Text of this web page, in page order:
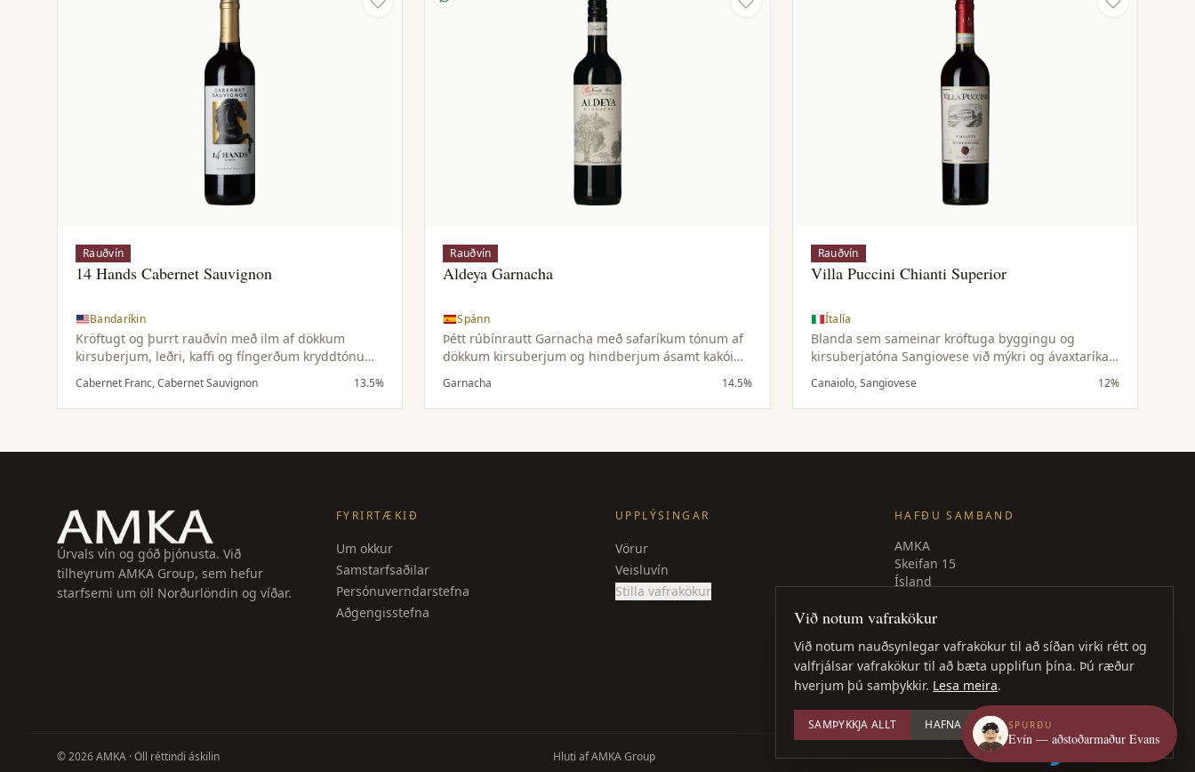
Rauðvín
14 Hands Cabernet Sauvignon
Bandaríkin
Kröftugt og þurrt rauðvín með ilm af dökkum
kirsuberjum, leðri, kaffi og fíngerðum kryddtónum.
Þétt og dökkt í munni með tóbakstónum, kryddaðri
eik og fáguðum tannínum.
Cabernet Franc, Cabernet Sauvignon 13.5%
Rauðvín
Aldeya Garnacha
Spánn
Þétt rúbínrautt Garnacha með safaríkum tónum af
dökkum kirsuberjum og hindberjum ásamt kakói
og vanillu. Meðalfyllt til þétt, ávaxtaríkt og
bragðmikið.
Garnacha 14.5%
Rauðvín
Villa Puccini Chianti Superior
Ítalía
Blanda sem sameinar kröftuga byggingu og
kirsuberjatóna Sangiovese við mýkri og ávaxtaríkari
einkenni Canaiolo — samstillt og vel jafnvægisstillt
vín.
Canaiolo, Sangiovese 12%
Úrvals vín og góð þjónusta. Við
tilheyrum AMKA Group, sem hefur
starfsemi um öll Norðurlöndin og víðar.
FYRIRTÆKIÐ
Um okkur
Samstarfsaðilar
Persónuverndarstefna
Aðgengisstefna
UPPLÝSINGAR
Vörur
Veisluvín
Stilla vafrakökur
HAFÐU SAMBAND
AMKA
Skeifan 15
Ísland
amka@amka.is
Facebook
LinkedIn
©2026AMKA ·Öll réttindi áskilin Hluti af AMKA Group Vefhönnun
Við notum vafrakökur
Við notum nauðsynlegar vafrakökur til að síðan virki rétt og
valfrjálsar vafrakökur til að bæta upplifun þína. Þú ræður
hverjum þú samþykkir. Lesa meira.
SAMÞYKKJA ALLT HAFNA ÖLLUM STILLA
SPURÐU
Evín — aðstoðarmaður Evans